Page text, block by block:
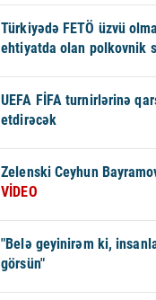
Türkiyədə FETÖ üzvü
ehtiyatda olan polkovnik
UEFA FİFA turnirlərinə
etdirəcək
Zelenski Ceyhun
VİDEO
"Belə geyinirəm ki,
görsün"